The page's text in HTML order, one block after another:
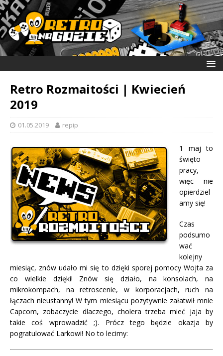
Retro Rozmaitości | Kwiecień
2019
01.05.2019 repip
1 maj to
święto
pracy,
więc nie
opierdziel
amy się!
Czas
podsumo
wać
kolejny
miesiąc, znów udało mi się to dzięki sporej pomocy Wojta za
co wielkie dzięki! Znów się działo, na konsolach, na
mikrokompach, na retroscenie, w korporacjach, ruch na
łączach nieustanny! W tym miesiącu pozytywnie załatwił mnie
Capcom, zobaczycie dlaczego, cholera trzeba mieć jaja by
takie coś wprowadzić ;). Prócz tego będzie okazja by
pogratulować Larkowi! No to lecimy: